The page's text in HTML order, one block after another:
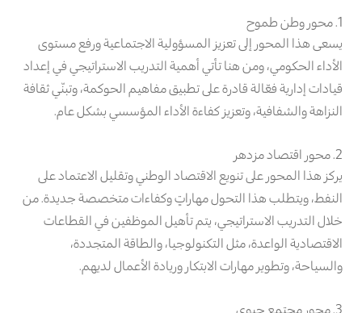
1. محور وطن طموح
يسعى هذا المحور إلى تعزيز المسؤولية الاجتماعية ورفع مستوى
الأداء الحكومي، ومن هنا تأتي أهمية التدريب الاستراتيجي في إعداد
قيادات إدارية فعّالة قادرة على تطبيق مفاهيم الحوكمة، وتبنّي ثقافة
النزاهة والشفافية، وتعزيز كفاءة الأداء المؤسسي بشكل عام.
2. محور اقتصاد مزدهر
يركز هذا المحور على تنويع الاقتصاد الوطني وتقليل الاعتماد على
النفط، ويتطلب هذا التحول مهاراتٍ وكفاءات متخصصة جديدة. من
خلال التدريب الاستراتيجي، يتم تأهيل الموظفين في القطاعات
الاقتصادية الواعدة، مثل التكنولوجيا، والطاقة المتجددة،
والسياحة، وتطوير مهارات الابتكار وريادة الأعمال لديهم.
3. محور مجتمع حيوي